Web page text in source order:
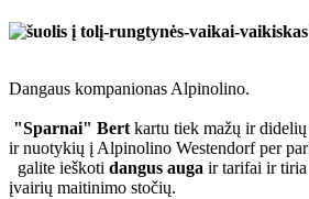
Dangaus kompanionas Alpinolino.
"Sparnai" Bert kartu tiek mažų ir
ir nuotykių į Alpinolino Westendorf per
galite ieškoti dangus auga ir tarifai ir tiria
įvairių maitinimo stočių.